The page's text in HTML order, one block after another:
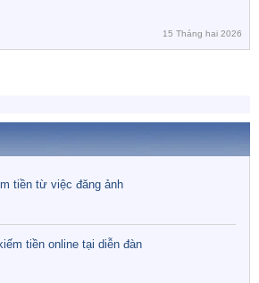
15 Tháng hai 2026
tiền từ việc đăng ảnh
tiền online tại diễn đàn